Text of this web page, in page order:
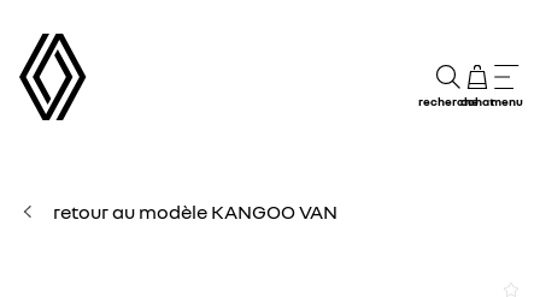
rechercheachatmenu
retour au modèle KANGOO VAN